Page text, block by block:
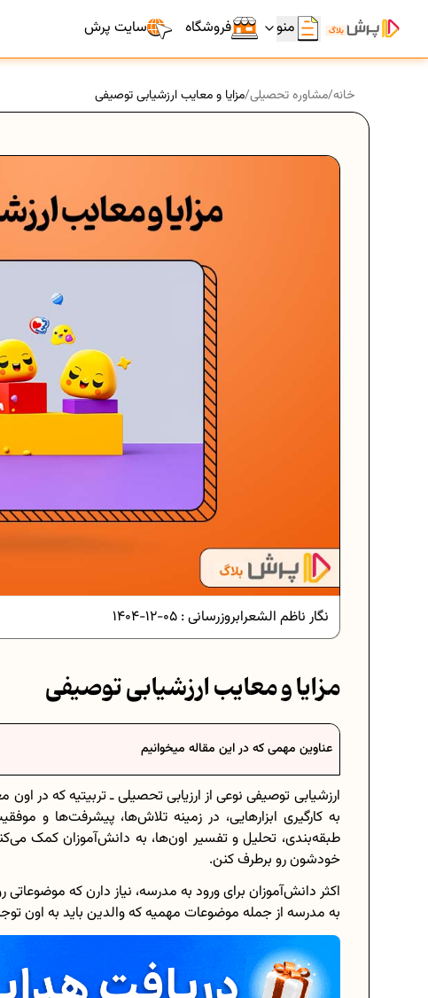
سایت پرش فروشگاه منو
دانلود رایگان نمونه سوالات امتحانی...
دانلود رایگان نمونه سوالات امتحان...
فرمول حجم اشکال هندسی در ریاضیات
برنامه‌ ریزی درسی هفتم
عادات افراد موفق
برنامه‌ ریزی درسی هشتم
چگونه برنامه‌ ریزی درسی کنیم؟
دانلود رایگان نمونه سوالات امتحانی...
خانه/مشاوره تحصیلی/مزایا و معایب ارزشیابی توصیفی
بروزرسانی : 05-12-1404 نگار ناظم الشعرا
مزایا و معایب ارزشیابی توصیفی
عناوین مهمی که در این مقاله میخوانیم
ارزشیابی توصیفی نوعی از ارزیابی تحصیلی ـ تربیتیه که در
به کارگیری ابزارهایی، در زمینه تلاش‌ها، پیشرفت‌ها و
طبقه‌بندی، تحلیل و تفسیر اون‌ها، به دانش‌آموزان کمک
خودشون رو برطرف کنن.
اکثر دانش‌آموزان برای ورود به مدرسه، نیاز دارن که موضوعاتی
به مدرسه از جمله موضوعات مهمیه که والدین باید به اون